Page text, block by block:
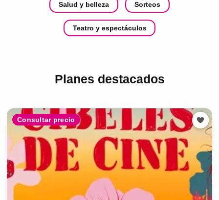
Salud y belleza Sorteos
Teatro y espectáculos
Planes destacados
Consultar precio